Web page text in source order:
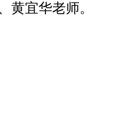
黄宜华老师。